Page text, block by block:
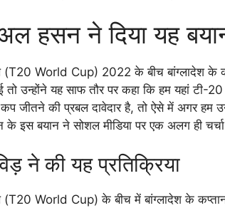
हसन ने दिया यह
(T20 World Cup) 2022 के बीच बांग्लादेश
तो उन्होंने यह साफ तौर पर कहा कि हम यहां
कप जीतने की प्रबल दावेदार है, तो ऐसे में अगर हम
इस बयान ने सोशल मीडिया पर एक अलग ही
ने की यह प्रतिक्रिया
(T20 World Cup) के बीच में बांग्लादेश के